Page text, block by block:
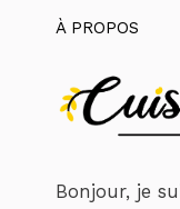
À PROPOS
Bonjour, je